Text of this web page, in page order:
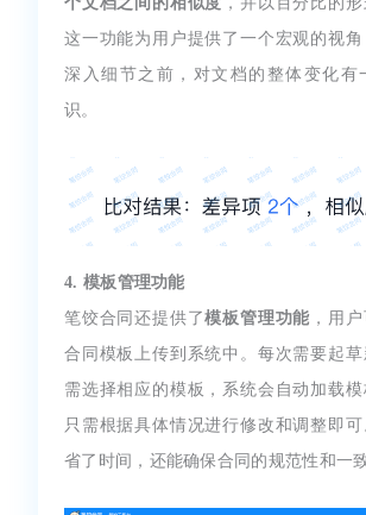
这一功能为用户提供了一个宏观的视
深入细节之前，对文档的整体变化有
识。
4. 模板管理功能
笔饺合同还提供了模板管理功能 ，用
合同模板上传到系统中。每次需要起草
需选择相应的模板，系统会自动加载
只需根据具体情况进行修改和调整即
省了时间，还能确保合同的规范性和一致